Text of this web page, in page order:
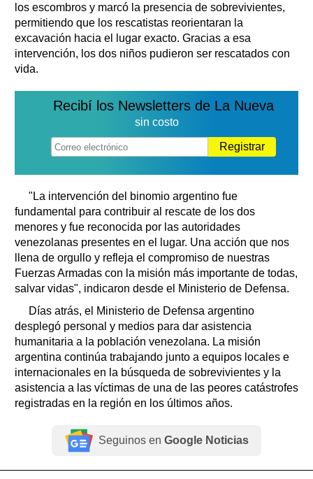
los escombros y marcó la presencia de sobrevivientes,
permitiendo que los rescatistas reorientaran la
excavación hacia el lugar exacto. Gracias a esa
intervención, los dos niños pudieron ser rescatados con
vida.
Recibí los Newsletters de La Nueva
sin costo
Registrar
"La intervención del binomio argentino fue
fundamental para contribuir al rescate de los dos
menores y fue reconocida por las autoridades
venezolanas presentes en el lugar. Una acción que nos
llena de orgullo y refleja el compromiso de nuestras
Fuerzas Armadas con la misión más importante de todas,
salvar vidas", indicaron desde el Ministerio de Defensa.
Días atrás, el Ministerio de Defensa argentino
desplegó personal y medios para dar asistencia
humanitaria a la población venezolana. La misión
argentina continúa trabajando junto a equipos locales e
internacionales en la búsqueda de sobrevivientes y la
asistencia a las víctimas de una de las peores catástrofes
registradas en la región en los últimos años.
Seguinos en Google Noticias